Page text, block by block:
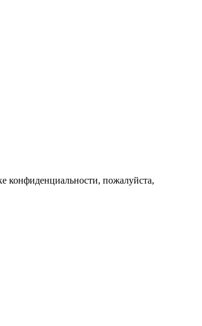
конфиденциальности, пожалуйста,